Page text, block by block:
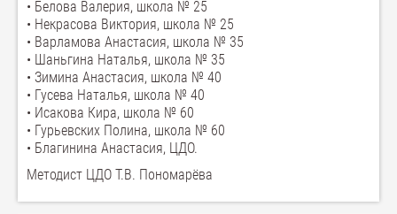
• Белова Валерия, школа № 25
• Некрасова Виктория, школа № 25
• Варламова Анастасия, школа № 35
• Шаньгина Наталья, школа № 35
• Зимина Анастасия, школа № 40
• Гусева Наталья, школа № 40
• Исакова Кира, школа № 60
• Гурьевских Полина, школа № 60
• Благинина Анастасия, ЦДО.
Методист ЦДО Т.В. Пономарёва